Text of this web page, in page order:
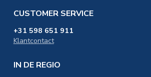
CUSTOMER SERVICE
+31 598 651 911
Klantcontact
IN DE REGIO